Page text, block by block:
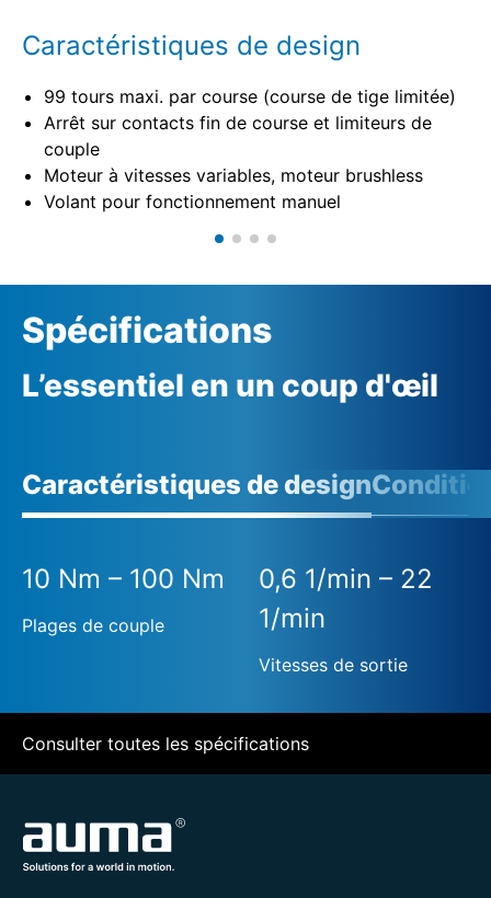
Caractéristiques de design
99 tours maxi. par course (course de tige limitée)
Arrêt sur contacts fin de course et limiteurs de
couple
Moteur à vitesses variables, moteur brushless
Volant pour fonctionnement manuel
Spécifications
L’essentiel en un coup d'œil
Caractéristiques de design
10 Nm – 100 Nm
Plages de couple
0,6 1/min – 22
1/min
Vitesses de sortie
Consulter toutes les spécifications